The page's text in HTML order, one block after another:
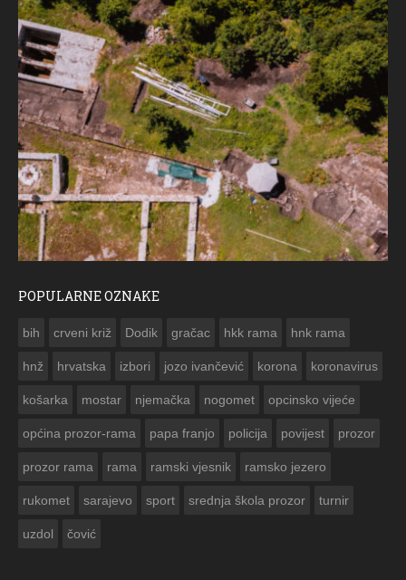
POPULARNE OZNAKE
bih crveni križ Dodik gračac hkk rama hnk rama
hnž hrvatska izbori jozo ivančević korona koronavirus
košarka mostar njemačka nogomet opcinsko vijeće
općina prozor-rama papa franjo policija povijest prozor
prozor rama rama ramski vjesnik ramsko jezero
rukomet sarajevo sport srednja škola prozor turnir
uzdol čović